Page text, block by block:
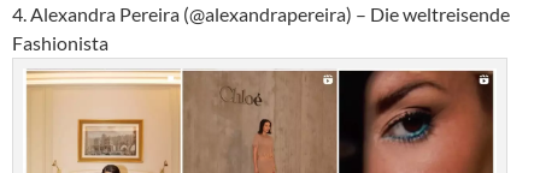
4. Alexandra Pereira (@alexandrapereira) – Die weltreisende
Fashionista